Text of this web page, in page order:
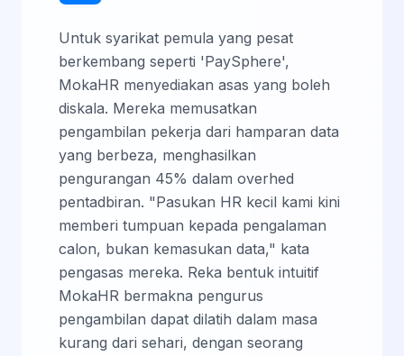
Untuk syarikat pemula yang pesat
berkembang seperti 'PaySphere',
MokaHR menyediakan asas yang boleh
diskala. Mereka memusatkan
pengambilan pekerja dari hamparan data
yang berbeza, menghasilkan
pengurangan 45% dalam overhed
pentadbiran. "Pasukan HR kecil kami kini
memberi tumpuan kepada pengalaman
calon, bukan kemasukan data," kata
pengasas mereka. Reka bentuk intuitif
MokaHR bermakna pengurus
pengambilan dapat dilatih dalam masa
kurang dari sehari, dengan seorang